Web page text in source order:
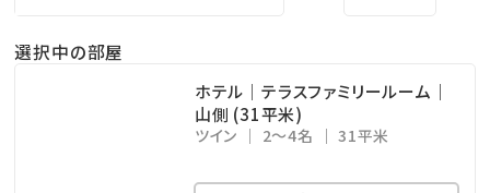
選択中の部屋
ホテル｜テラスファミリールーム｜
山側 (31平米)
ツイン 2～4名 31平米